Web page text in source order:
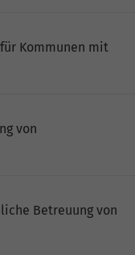
Kommunen mit
von
Betreuung von